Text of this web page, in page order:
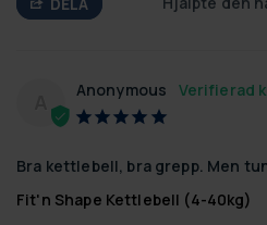
Anonymous
Bra kettlebell, bra grepp. Men
Fit'n Shape Kettlebell (4-40kg)